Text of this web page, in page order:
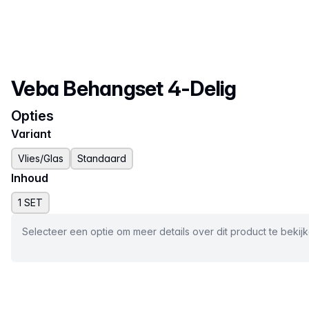
Productnaam
Veba Behangset 4-Delig
Opties
Variant
Vlies/Glas Standaard
Inhoud
1 SET
Selecteer een optie om meer details over dit product te